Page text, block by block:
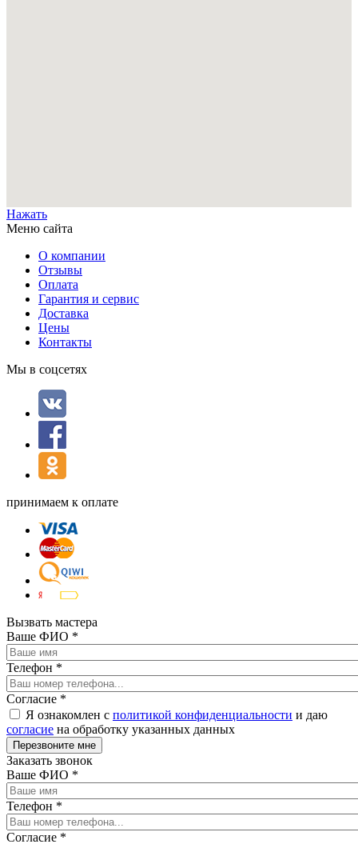
Нажать
Меню сайта
О компании
Отзывы
Оплата
Гарантия и сервис
Доставка
Цены
Контакты
Мы в соцсетях
принимаем к оплате
Вызвать мастера
Ваше ФИО *
Телефон *
Согласие *
Я ознакомлен с политикой конфиденциальности и даю
согласие на обработку указанных данных
Заказать звонок
Ваше ФИО *
Телефон *
Согласие *